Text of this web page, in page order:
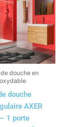
douche en
douche
AXER
1 porte